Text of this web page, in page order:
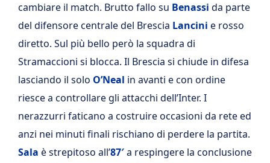
cambiare il match. Brutto fallo su Benassi da parte
del difensore centrale del Brescia Lancini e rosso
diretto. Sul più bello però la squadra di
Stramaccioni si blocca. Il Brescia si chiude in difesa
lasciando il solo O’Neal in avanti e con ordine
riesce a controllare gli attacchi dell’Inter. I
nerazzurri faticano a costruire occasioni da rete ed
anzi nei minuti finali rischiano di perdere la partita.
Sala è strepitoso all’87′a respingere la conclusione